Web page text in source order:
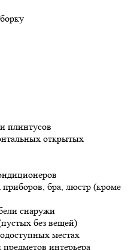
плинтусов
открытых
бра, люстр (кроме
снаружи
без вещей)
местах
интерьера